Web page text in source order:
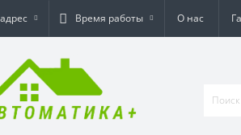
Время работы О нас